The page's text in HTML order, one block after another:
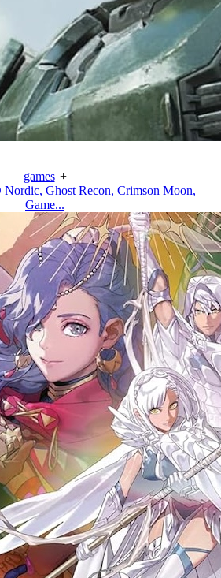
games +
Ghost Recon, Crimson Moon,
Game...